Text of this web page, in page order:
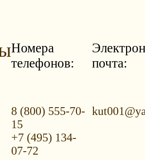
Номера
телефонов:
8 (800) 555-70-
15
+7 (495) 134-
07-72
почта: